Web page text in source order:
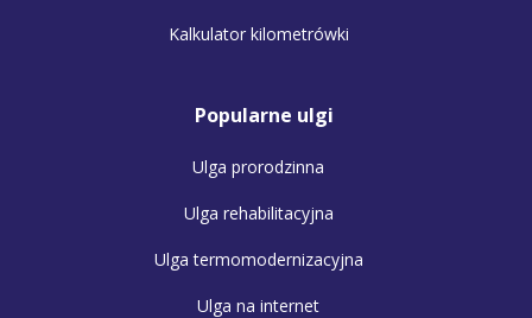
Kalkulator kilometrówki
Popularne ulgi
Ulga prorodzinna
Ulga rehabilitacyjna
Ulga termomodernizacyjna
Ulga na internet